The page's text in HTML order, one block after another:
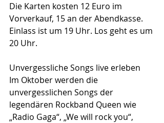
Die Karten kosten 12 Euro im
Vorverkauf, 15 an der Abendkasse.
Einlass ist um 19 Uhr. Los geht es um
20 Uhr.
Unvergessliche Songs live erleben
Im Oktober werden die
unvergesslichen Songs der
legendären Rockband Queen wie
„Radio Gaga“, „We will rock you“,